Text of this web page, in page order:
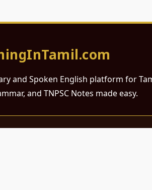
and Spoken English platform for
and TNPSC Notes made easy.